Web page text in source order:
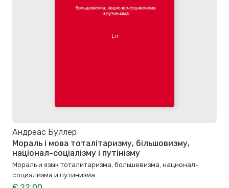
Андреас Буллер
Мораль і мова тоталітаризму, більшовизму,
націонал-соціалізму і путінізму
Мораль и язык тоталитаризма, большевизма, национал-
социализма и путинизма